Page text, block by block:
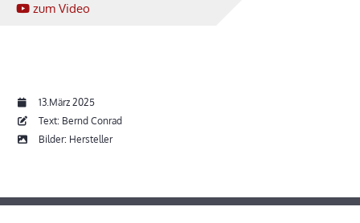
zum Video
13.März 2025
Text: Bernd Conrad
Bilder: Hersteller